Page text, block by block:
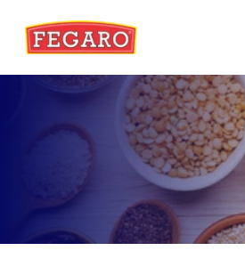
Produtos
Conheça as informações de